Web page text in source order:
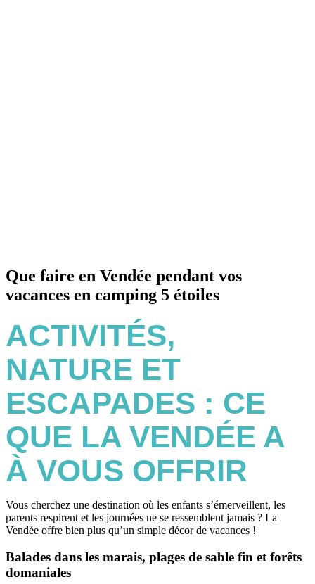
Que faire en Vendée pendant vos
vacances en camping 5 étoiles
ACTIVITÉS,
NATURE ET
ESCAPADES : CE
QUE LA VENDÉE A
À VOUS OFFRIR
Vous cherchez une destination où les enfants s’émerveillent, les
parents respirent et les journées ne se ressemblent jamais ? La
Vendée offre bien plus qu’un simple décor de vacances !
Balades dans les marais, plages de sable fin et forêts
domaniales